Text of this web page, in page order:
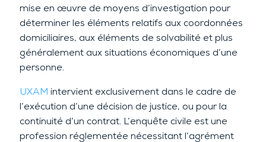
mise en œuvre de moyens d’investigation pour
déterminer les éléments relatifs aux coordonnées
domiciliaires, aux éléments de solvabilité et plus
généralement aux situations économiques d’une
personne.
UXAM intervient exclusivement dans le cadre de
l’exécution d’une décision de justice, ou pour la
continuité d’un contrat. L’enquête civile est une
profession réglementée nécessitant l’agrément